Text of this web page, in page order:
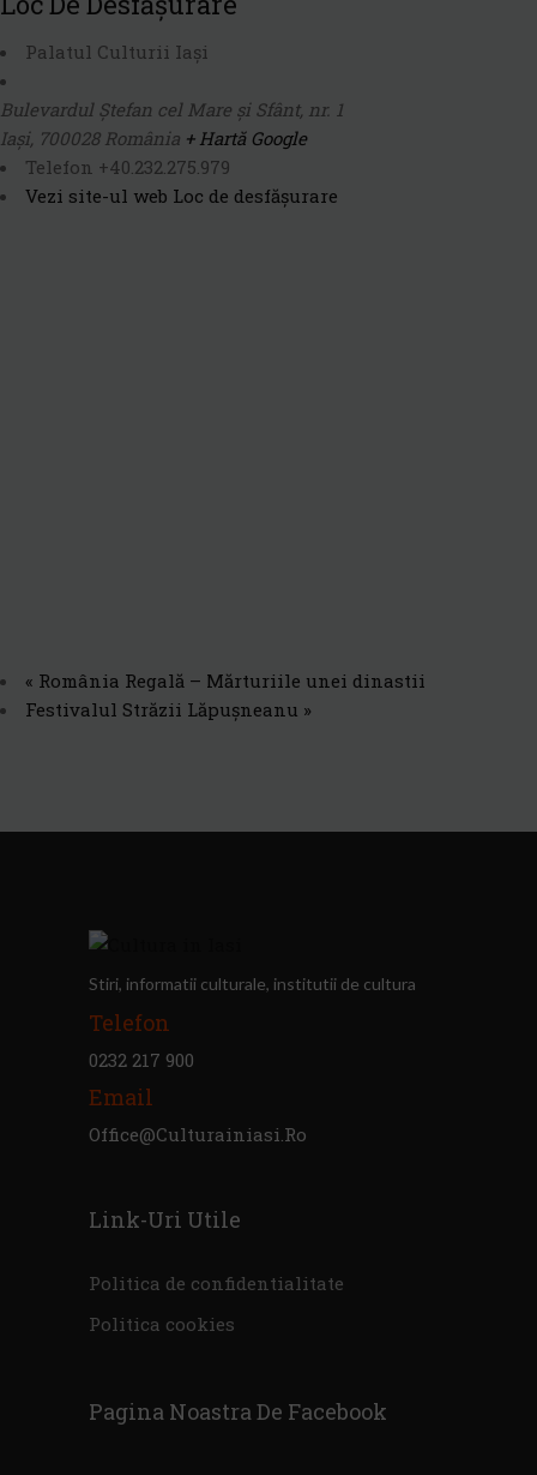
Palatul Culturii Iași
Bulevardul Ștefan cel Mare și Sfânt, nr. 1
Iași, 700028 România + Hartă Google
Telefon +40.232.275.979
Vezi site-ul web Loc de desfășurare
« România Regală – Mărturiile unei dinastii
Festivalul Străzii Lăpușneanu »
Stiri, informatii culturale, institutii de cultura
Telefon
0232 217 900
Email
Office@culturainiasi.ro
Link-Uri Utile
Politica de confidentialitate
Politica cookies
Pagina Noastra De Facebook